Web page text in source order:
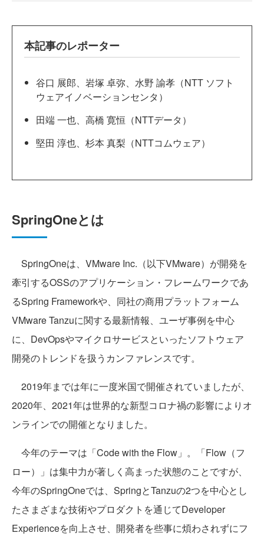
本記事のレポーター
谷口 展郎、岩塚 卓弥、水野 諭孝（NTT ソフト
ウェアイノベーションセンタ）
田端 一也、高橋 寛恒（NTTデータ）
堅田 淳也、杉本 真梨（NTTコムウェア）
SpringOneとは
SpringOneは、VMware Inc.（以下VMware）が開発を
牽引するOSSのアプリケーション・フレームワークであ
るSpring Frameworkや、同社の商用プラットフォーム
VMware Tanzuに関する最新情報、ユーザ事例を中心
に、DevOpsやマイクロサービスといったソフトウェア
開発のトレンドを扱うカンファレンスです。
2019年までは年に一度米国で開催されていましたが、
2020年、2021年は世界的な新型コロナ禍の影響によりオ
ンラインでの開催となりました。
今年のテーマは「Code with the Flow」。「Flow（フ
ロー）」は集中力が著しく高まった状態のことですが、
今年のSpringOneでは、SpringとTanzuの2つを中心とし
たさまざまな技術やプロダクトを通じてDeveloper
Experienceを向上させ、開発者を些事に煩わされずにフ